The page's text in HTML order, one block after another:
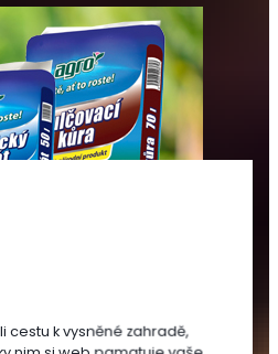
cestu k vysněné zahradě,